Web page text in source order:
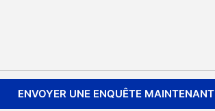
ENVOYER UNE ENQUÊTE MAINTENANT